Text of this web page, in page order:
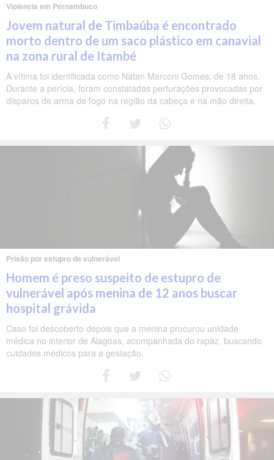
Violência em Pernambuco
Jovem natural de Timbaúba é encontrado
morto dentro de um saco plástico em canavial
na zona rural de Itambé
A vítima foi identificada como Natan Marconi Gomes, de 18 anos.
Durante a perícia, foram constatadas perfurações provocadas por
disparos de arma de fogo na região da cabeça e na mão direita.
Prisão por estupro de vulnerável
Homem é preso suspeito de estupro de
vulnerável após menina de 12 anos buscar
hospital grávida
Caso foi descoberto depois que a menina procurou unidade
médica no interior de Alagoas, acompanhada do rapaz, buscando
cuidados médicos para a gestação.